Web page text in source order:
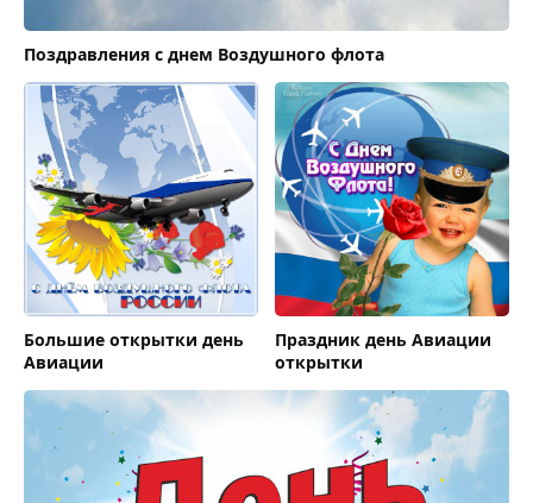
Поздравления с днем Воздушного флота
Большие открытки день
Авиации
Праздник день Авиации
открытки